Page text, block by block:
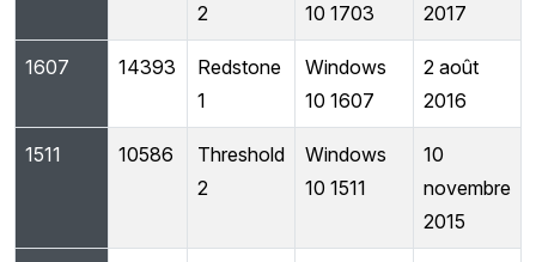
2
10 1703
2017
1607 14393
Redstone
1
Windows
10 1607
2 août
2016
1511 10586
Threshold
2
Windows
10 1511
10
novembre
2015